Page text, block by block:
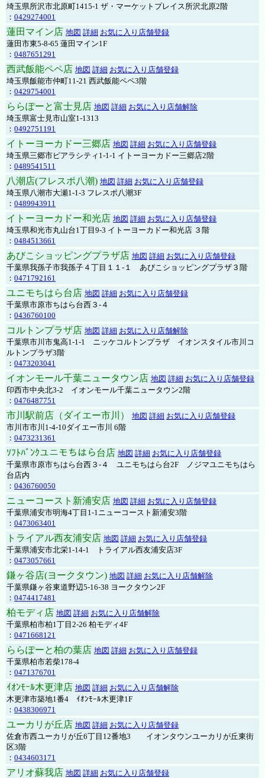
埼玉県所沢市北原町1415-1 ザ・マーケットプレイス所沢北原2階
： 0429274001
蓮田マイン店 地図 詳細 お気に入り店舗登録
蓮田市東5-8-65 蓮田マイン1F
： 0487651291
西武飯能ペペ店 地図 詳細 お気に入り店舗登録
埼玉県飯能市仲町11-21 西武飯能ペペ3階
： 0429754001
ららぽーと富士見店 地図 詳細 お気に入り店舗解除
埼玉県富士見市山室1-1313
： 0492751191
イトーヨーカドー三郷店 地図 詳細 お気に入り店舗登録
埼玉県三郷市ピアラシティ1-1-1 イトーヨーカドー三郷店2階
： 0489541511
八潮店(フレスポ八潮) 地図 詳細 お気に入り店舗登録
埼玉県八潮市大瀬1-1-3 フレスポ八潮3F
： 0489943911
イトーヨーカドー和光店 地図 詳細 お気に入り店舗登録
埼玉県和光市丸山台1丁目9-3 イトーヨーカドー和光店 ３階
： 0484513661
あびこショッピングプラザ店 地図 詳細 お気に入り店舗登録
千葉県我孫子市我孫子４丁目１１-１ あびこショッピングプラザ３階
： 0471792161
ユニモちはら台店 地図 詳細 お気に入り店舗登録
千葉県市原市ちはら台西３-４
： 0436760100
コルトンプラザ店 地図 詳細 お気に入り店舗解除
千葉県市川市鬼高1-1-1 ニッケコルトンプラザ イオンスタイル市川コ
ルトンプラザ3階
： 0473203041
イオンモール千葉ニュータウン店 地図 詳細 お気に入り店舗登録
印西市中央北3-2 イオンモール千葉ニュータウン2階
： 0476487751
市川駅前店（ダイエー市川） 地図 詳細 お気に入り店舗登録
市川市市川1-4-10ダイエー市川 6階
： 0473231361
ｿﾌﾄﾊﾞﾝｸユニモちはら台店 地図 詳細 お気に入り店舗登録
千葉県市原市ちはら台西３-４ ユニモちはら台2F ノジマユニモちはら
台店内
： 0436760050
ニューコースト新浦安店 地図 詳細 お気に入り店舗登録
千葉県浦安市明海4丁目1-1ニューコースト新浦安3階
： 0473063401
トライアル西友浦安店 地図 詳細 お気に入り店舗登録
千葉県浦安市北栄1-14-1 トライアル西友浦安店3F
： 0473057661
鎌ヶ谷店(ヨークタウン) 地図 詳細 お気に入り店舗解除
千葉県鎌ヶ谷東道野辺5-16-38 ヨークタウン2F
： 0474417481
柏モディ店 地図 詳細 お気に入り店舗解除
千葉県柏市柏1丁目2-26 柏モディ4F
： 0471668121
ららぽーと柏の葉店 地図 詳細 お気に入り店舗登録
千葉県柏市若柴178-4
： 0471376701
ｲｵﾝﾓｰﾙ木更津店 地図 詳細 お気に入り店舗解除
木更津市築地1番4 ｲｵﾝﾓｰﾙ木更津1F
： 0438306971
ユーカリが丘店 地図 詳細 お気に入り店舗登録
佐倉市西ユーカリが丘6丁目12番地3 イオンタウンユーカリが丘東街
区3階
： 0434603171
アリオ蘇我店 地図 詳細 お気に入り店舗登録